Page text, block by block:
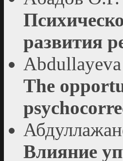
развития
The
Влияние